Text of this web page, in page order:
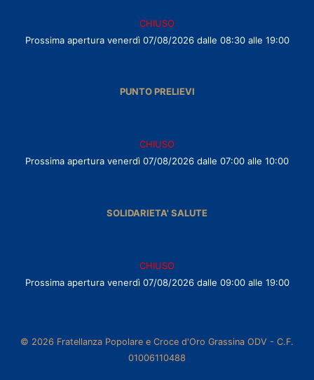
CHIUSO
Prossima apertura venerdì 07/08/2026 dalle 08:30 alle 19:00
PUNTO PRELIEVI
CHIUSO
Prossima apertura venerdì 07/08/2026 dalle 07:00 alle 10:00
SOLIDARIETA' SALUTE
CHIUSO
Prossima apertura venerdì 07/08/2026 dalle 09:00 alle 19:00
© 2026 Fratellanza Popolare e Croce d'Oro Grassina ODV - C.F.
01006110488